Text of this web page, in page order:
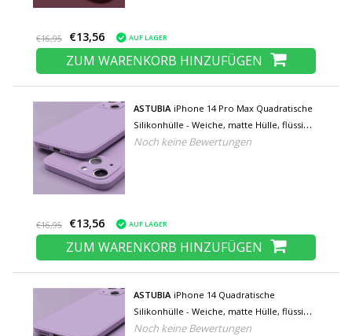
€16,95 €13,56 AUF LAGER
ZUM WARENKORB HINZUFÜGEN
ASTUBIA iPhone 14 Pro Max Quadratische
Silikonhülle - Weiche, matte Hülle, flüssige
Abdeckung, hellviolett
Noch keine Bewertungen
€16,95 €13,56 AUF LAGER
ZUM WARENKORB HINZUFÜGEN
ASTUBIA iPhone 14 Quadratische
Silikonhülle - Weiche, matte Hülle, flüssige
Hülle, hellviolett
Noch keine Bewertungen